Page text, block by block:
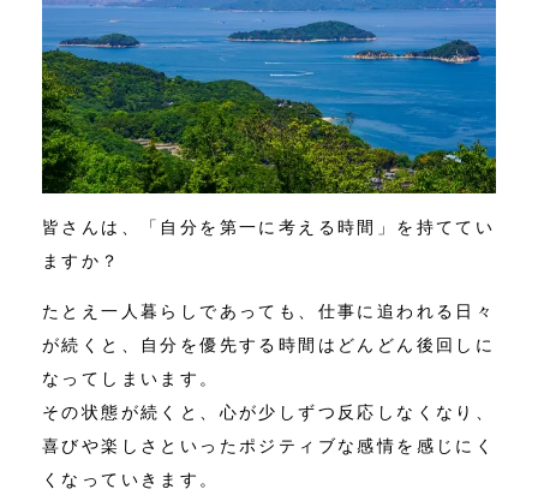
皆さんは、「自分を第一に考える時間」を持ててい
ますか？
たとえ一人暮らしであっても、仕事に追われる日々
が続くと、自分を優先する時間はどんどん後回しに
なってしまいます。
その状態が続くと、心が少しずつ反応しなくなり、
喜びや楽しさといったポジティブな感情を感じにく
くなっていきます。